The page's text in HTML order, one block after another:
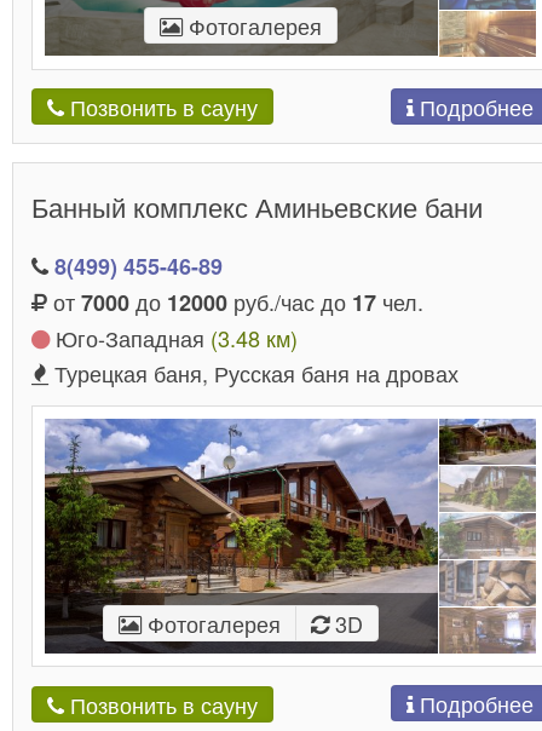
Фотогалерея
Позвонить в сауну Подробнее
Банный комплекс Аминьевские бани
8(499) 455-46-89
от7000до 12000 руб./час до 17 чел.
Юго-Западная (3.48 км)
Турецкая баня, Русская баня на дровах
Фотогалерея 3D
Позвонить в сауну Подробнее